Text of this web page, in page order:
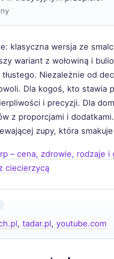
klasyczna wersja ze
wariant z wołowiną i
Niezależnie od
Dla kogoś, kto stawia
i precyzji. Dla
z proporcjami i
zupy, która
– cena, zdrowie, rodzaje
ciecierzycą
, tadar.pl, youtube.com